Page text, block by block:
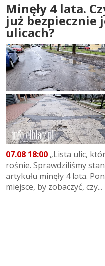
Minęły 4 lata.
już bezpiecznie
ulicach?
07.08 18:00 „Lista ulic,
rośnie. Sprawdziliśmy
artykułu minęły 4 lata.
miejsce, by zobaczyć, czy...